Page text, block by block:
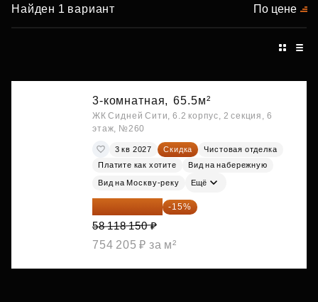
Найден 1 вариант По цене
3-комнатная, 65.5м²
ЖК Сидней Сити, 6.2 корпус, 2 секция, 6
этаж, №260
3 кв 2027 Скидка
Чистовая отделка
Платите как хотите
Вид на набережную
Вид на Москву-реку Ещё
49 400 428 ₽ -15%
58 118 150 ₽
754 205 ₽ за м²